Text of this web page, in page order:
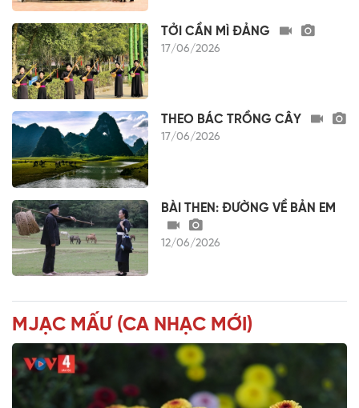
TỞI CẦN MÌ ĐẢNG
17/06/2026
THEO BÁC TRỒNG CÂY
17/06/2026
BÀI THEN: ĐƯỜNG VỀ BẢN EM
12/06/2026
MJẠC MẤƯ (CA NHẠC MỚI)